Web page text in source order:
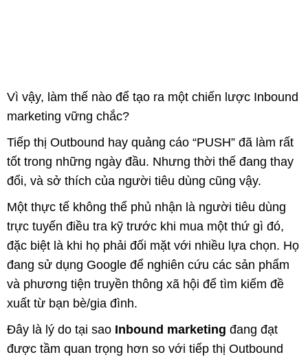
Vì vậy, làm thế nào để tạo ra một chiến lược Inbound
marketing vững chắc?
Tiếp thị Outbound hay quảng cáo “PUSH” đã làm rất
tốt trong những ngày đầu. Nhưng thời thế đang thay
đổi, và sở thích của người tiêu dùng cũng vậy.
Một thực tế không thể phủ nhận là người tiêu dùng
trực tuyến điều tra kỹ trước khi mua một thứ gì đó,
đặc biệt là khi họ phải đối mặt với nhiều lựa chọn. Họ
đang sử dụng Google để nghiên cứu các sản phẩm
và phương tiện truyền thông xã hội để tìm kiếm đề
xuất từ bạn bè/gia đình.
Đây là lý do tại sao Inbound marketing đang đạt
được tầm quan trọng hơn so với tiếp thị Outbound